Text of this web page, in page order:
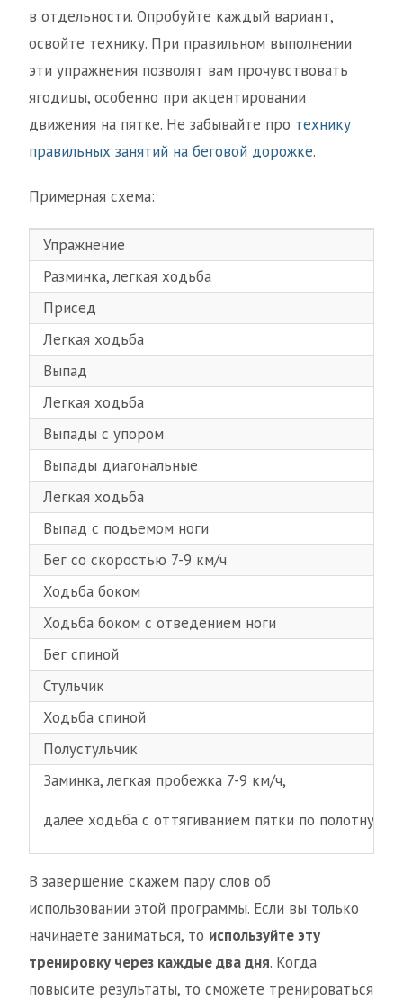
в отдельности. Опробуйте каждый вариант,
освойте технику. При правильном выполнении
эти упражнения позволят вам прочувствовать
ягодицы, особенно при акцентировании
движения на пятке. Не забывайте про технику
правильных занятий на беговой дорожке.
Примерная схема:
Упражнение
Разминка, легкая ходьба
Присед
Легкая ходьба
Выпад
Легкая ходьба
Выпады с упором
Выпады диагональные
Легкая ходьба
Выпад с подъемом ноги
Бег со скоростью 7-9 км/ч
Ходьба боком
Ходьба боком с отведением ноги
Бег спиной
Стульчик
Ходьба спиной
Полустульчик
Заминка, легкая пробежка 7-9 км/ч,
далее ходьба с оттягиванием пятки по полотну
В завершение скажем пару слов об
использовании этой программы. Если вы только
начинаете заниматься, то используйте эту
тренировку через каждые два дня. Когда
повысите результаты, то сможете тренироваться